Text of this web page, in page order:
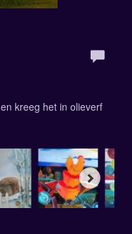
kreeg het in olieverf